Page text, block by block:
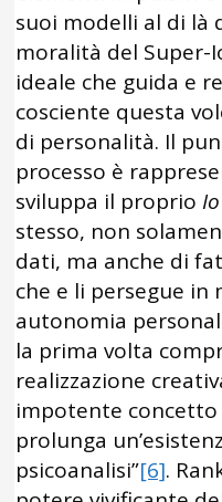
suoi modelli al di là
moralità del Super-
ideale che guida e
cosciente questa
di personalità. Il
processo è
sviluppa il proprio Io
stesso, non
dati, ma anche di
che e li persegue in
autonomia
la prima volta
realizzazione
impotente concetto
prolunga
psicoanalisi”[6].